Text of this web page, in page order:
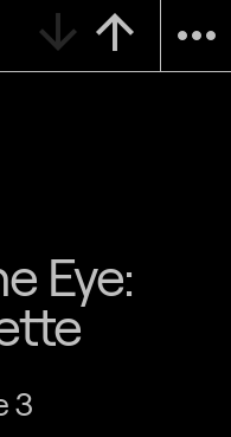
more_horiz
arrow_downward arrow_upward
Eye:
3